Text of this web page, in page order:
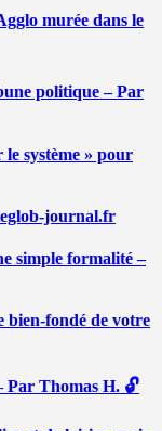
murée dans le
politique – Par
système » pour
journal.fr
simple formalité –
bien-fondé de votre
Par Thomas H. 🔓